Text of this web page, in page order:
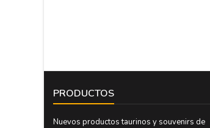
PRODUCTOS
Nuevos productos taurinos y souvenirs de